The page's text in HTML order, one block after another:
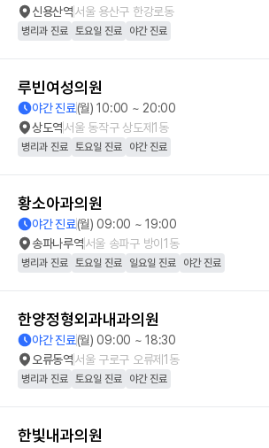
신용산역서울 용산구 한강로동
병리과 진료 토요일 진료 야간 진료
루빈여성의원
야간 진료(월) 10:00 ~ 20:00
상도역서울 동작구 상도제1동
병리과 진료 토요일 진료 야간 진료
황소아과의원
야간 진료(월) 09:00 ~ 19:00
송파나루역서울 송파구 방이1동
병리과 진료 토요일 진료 일요일 진료 야간 진료
한양정형외과내과의원
야간 진료(월) 09:00 ~ 18:30
오류동역서울 구로구 오류제1동
병리과 진료 토요일 진료 야간 진료
한빛내과의원